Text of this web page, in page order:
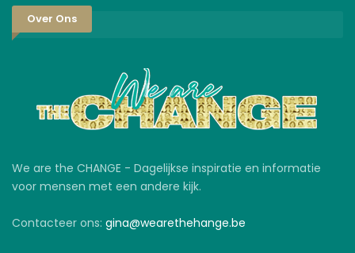
Over Ons
We are the CHANGE - Dagelijkse inspiratie en informatie
voor mensen met een andere kijk.
Contacteer ons: gina@wearethehange.be